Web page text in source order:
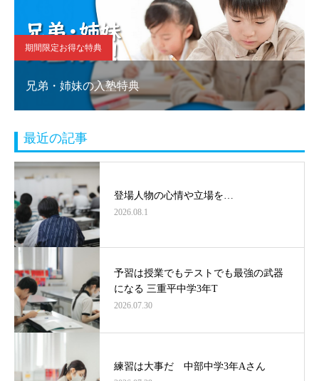
期間限定お得な特典
兄弟・姉妹の入塾特典
最近の記事
登場人物の心情や立場を…
2026.08.1
予習は授業でもテストでも最強の武器
になる 三重平中学3年T
2026.07.30
練習は大事だ 中部中学3年Aさん